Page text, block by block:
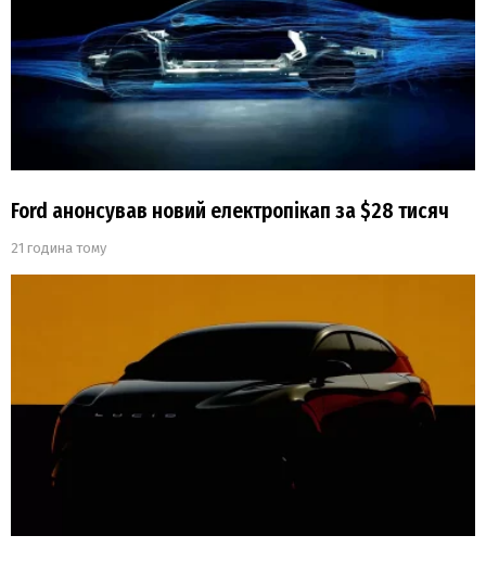
Ford анонсував новий електропікап за $28 тисяч
21 година тому